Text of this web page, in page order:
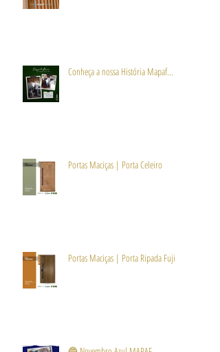
Conheça a nossa História Mapaf...
Portas Maciças | Porta Celeiro
Portas Maciças | Porta Ripada Fuji